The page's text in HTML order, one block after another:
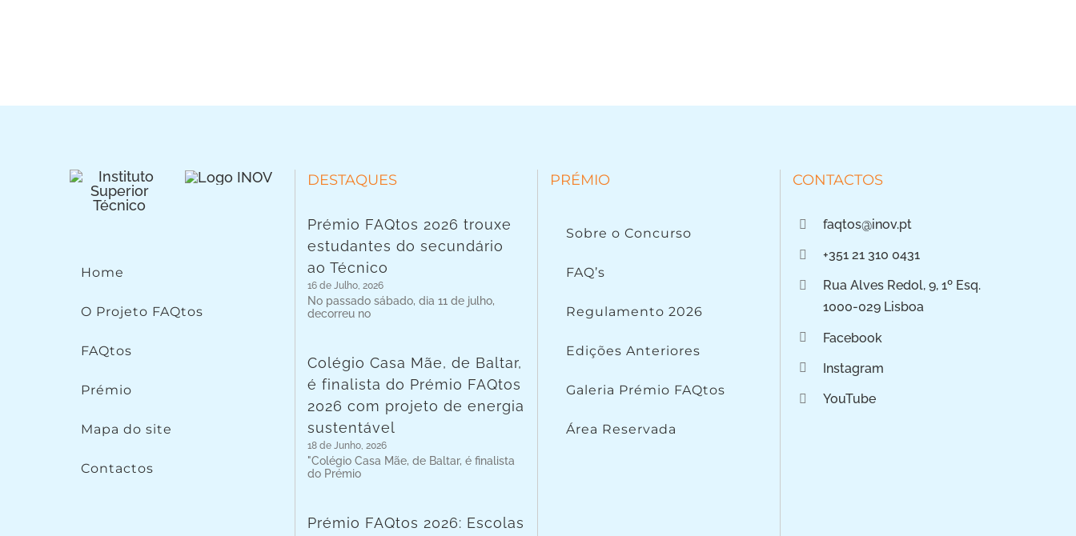
Home
O Projeto FAQtos
FAQtos
Prémio
Mapa do site
Contactos
DESTAQUES
Prémio FAQtos 2026 trouxe
estudantes do secundário
ao Técnico
16 de Julho, 2026
No passado sábado, dia 11 de julho,
decorreu no
Colégio Casa Mãe, de Baltar,
é finalista do Prémio FAQtos
2026 com projeto de energia
sustentável
18 de Junho, 2026
"Colégio Casa Mãe, de Baltar, é finalista
do Prémio
Prémio FAQtos 2026: Escolas
PRÉMIO
Sobre o Concurso
FAQ’s
Regulamento 2026
Edições Anteriores
Galeria Prémio FAQtos
Área Reservada
CONTACTOS
faqtos@inov.pt
+351 21 310 0431
Rua Alves Redol, 9, 1º Esq.
1000-029 Lisboa
Facebook
Instagram
YouTube